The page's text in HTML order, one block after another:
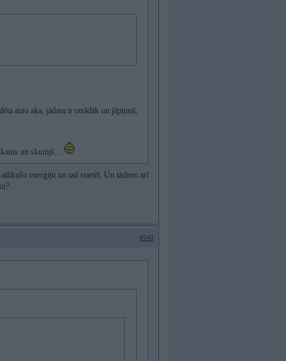
auto aķa, jādara ir otrādāk un jāpiņņā,
un skumjš...
enerģiju un tad startēt. Un tādiem arī
#549